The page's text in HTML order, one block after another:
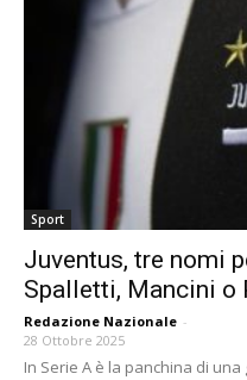
Sport
Juventus, tre nomi
Spalletti, Mancini o
Redazione Nazionale -
28 Ottobre 2025
In Serie A è la panchina di